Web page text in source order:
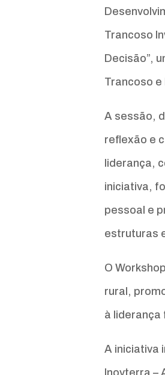
Trancoso
Decisão”,
Trancoso e
A sessão,
reflexão e
liderança,
iniciativa,
pessoal e
estruturas
O
rural,
à liderança
A iniciativa
Inovterra –